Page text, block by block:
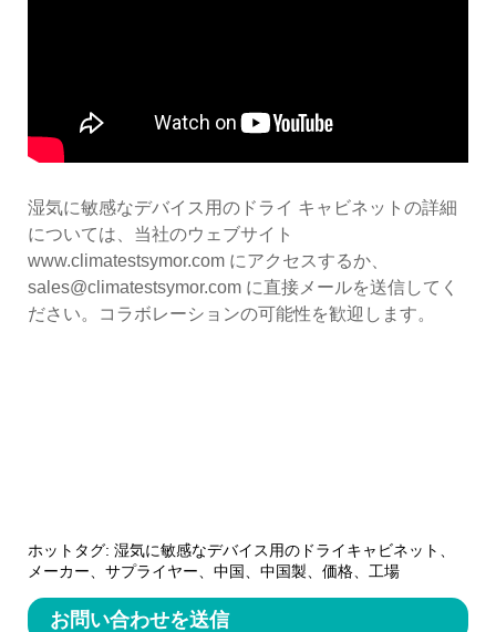
湿気に敏感なデバイス用のドライ キャビネットの詳細
については、当社のウェブサイト
www.climatestsymor.com にアクセスするか、
sales@climatestsymor.com に直接メールを送信してく
ださい。コラボレーションの可能性を歓迎します。
ホットタグ: 湿気に敏感なデバイス用のドライキャビネット、
メーカー、サプライヤー、中国、中国製、価格、工場
お問い合わせを送信